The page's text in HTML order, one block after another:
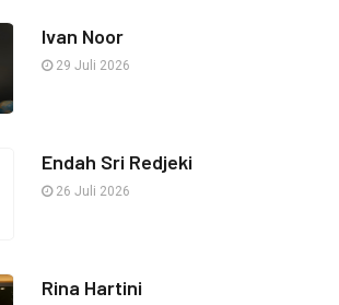
Ivan Noor
29 Juli 2026
Endah Sri Redjeki
26 Juli 2026
Rina Hartini